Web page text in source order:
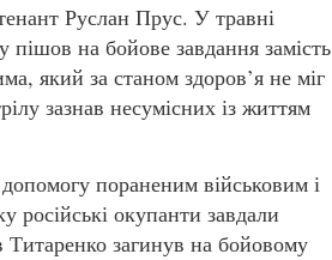
Руслан Прус. У травні
пішов на бойове завдання замість
який за станом здоров’я не міг
зазнав несумісних із життям
пораненим військовим і
російські окупанти завдали
Титаренко загинув на бойовому